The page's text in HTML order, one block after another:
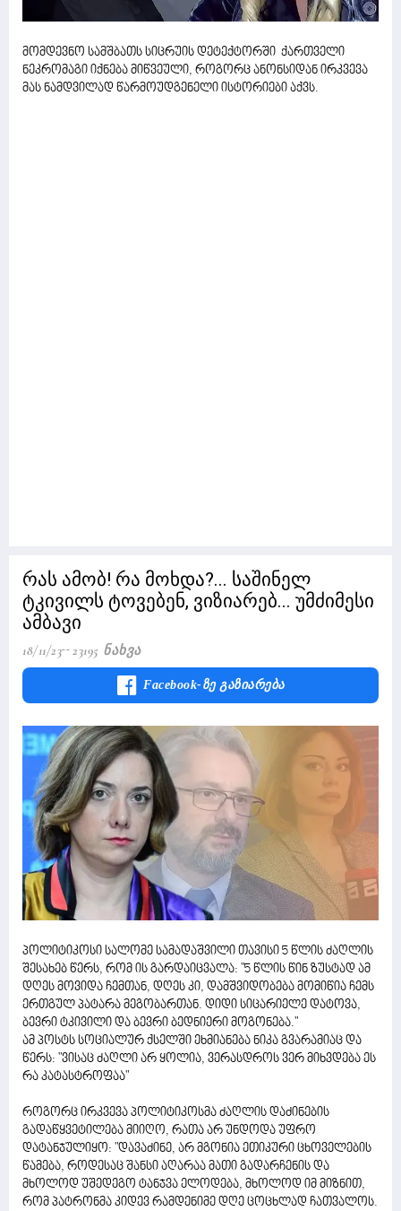
მომდევნო სამშბათს სიცრუის დეტექტორში ქართველი
ნეკრომაგი იქნება მიწვეული, როგორც ანონსიდან ირკვევა
მას ნამდვილად წარმოუდგენელი ისტორიები აქვს.
რას ამობ! რა მოხდა?... საშინელ
ტკივილს ტოვებენ, ვიზიარებ... უმძიმესი
ამბავი
18/11/23 23195 Ნახვა
Facebook-Ზე Გაზიარება
პოლიტიკოსი სალომე სამადაშვილი თავისი 5 წლის ძაღლის
შესახებ წერს, რომ ის გარდაიცვალა: "5 წლის წინ ზუსტად ამ
დღეს მოვიდა ჩემთან, დღეს კი, დამშვიდობება მომიწია ჩემს
ერთგულ პატარა მეგობართან. დიდი სიცარიელე დატოვა,
ბევრი ტკივილი და ბევრი ბედნიერი მოგონება."
ამ პოსტს სოციალურ ქსელში ეხმიანება ნიკა გვარამიაც და
წერს: "ვისაც ძაღლი არ ყოლია, ვერასდროს ვერ მიხვდება ეს
რა კატასტროფაა"
როგორც ირკვევა პოლიტიკოსმა ძაღლის დაძინების
გადაწყვეტილება მიიღო, რათა არ უნდოდა უფრო
დატანჯულიყო: "დავაძინე, არ მგონია ეთიკური ცხოველების
წამება, როდესაც შანსი აღარაა მათი გადარჩენის და
მხოლოდ უშედეგო ტანჯვა ელოდება, მხოლოდ იმ მიზნით,
რომ პატრონმა კიდევ რამდენიმე დღე ცოცხლად ჩათვალოს.